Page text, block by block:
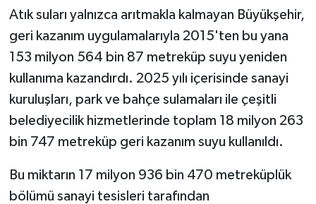
Atık suları yalnızca arıtmakla kalmayan Büyükşehir,
geri kazanım uygulamalarıyla 2015'ten bu yana
153 milyon 564 bin 87 metreküp suyu yeniden
kullanıma kazandırdı. 2025 yılı içerisinde sanayi
kuruluşları, park ve bahçe sulamaları ile çeşitli
belediyecilik hizmetlerinde toplam 18 milyon 263
bin 747 metreküp geri kazanım suyu kullanıldı.
Bu miktarın 17 milyon 936 bin 470 metreküplük
bölümü sanayi tesisleri tarafından